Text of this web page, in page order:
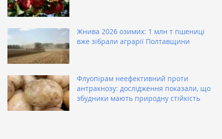
Жнива 2026 озимих: 1 млн т пшениці
вже зібрали аграрії Полтавщини
Флуопірам неефективний проти
антракнозу: дослідження показали, що
збудники мають природну стійкість